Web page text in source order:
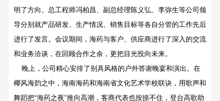
明了方向。总工程师冯柏昌、副总经理陈义弘、李弥生等公司领
导分别就产品研发、生产情况、销售目标等各自分管的工作先后
进行了发言。会议期间，海药与客户、供应商进行了深入的交流
和业务洽谈，在回顾合作之余，更把目光投向未来。
晚上，公司精心安排了别具风格的户外答谢晚宴和演出。在
椰风海韵之中，海南海药和海南省文化艺术学校联诀，用歌声和
舞蹈把“海药之夜”推向高潮，客商代表也按捺不住，登台高歌助